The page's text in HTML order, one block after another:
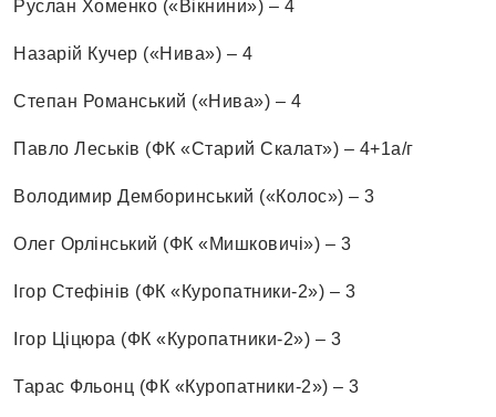
Руслан Хоменко («Вікнини») – 4
Назарій Кучер («Нива») – 4
Степан Романський («Нива») – 4
Павло Леськів (ФК «Старий Скалат») – 4+1а/г
Володимир Демборинський («Колос») – 3
Олег Орлінський (ФК «Мишковичі») – 3
Ігор Стефінів (ФК «Куропатники-2») – 3
Ігор Ціцюра (ФК «Куропатники-2») – 3
Тарас Фльонц (ФК «Куропатники-2») – 3